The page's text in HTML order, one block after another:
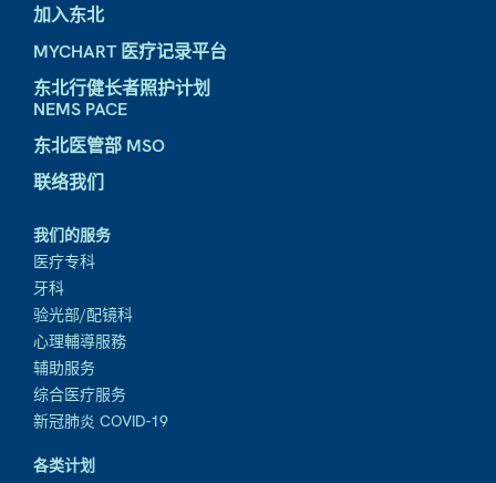
加入东北
MYCHART 医疗记录平台
东北行健长者照护计划
NEMS PACE
东北医管部 MSO
联络我们
我们的服务
医疗专科
牙科
验光部/配镜科
心理輔導服務
辅助服务
综合医疗服务
新冠肺炎 COVID-19
各类计划